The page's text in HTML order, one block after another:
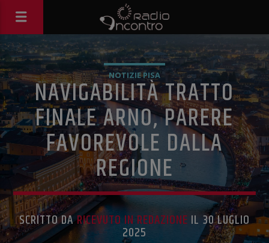
NOTIZIE PISA
NAVIGABILITÀ TRATTO
FINALE ARNO, PARERE
FAVOREVOLE DALLA
REGIONE
SCRITTO DARICEVUTO IN REDAZIONE IL 30 LUGLIO
2025